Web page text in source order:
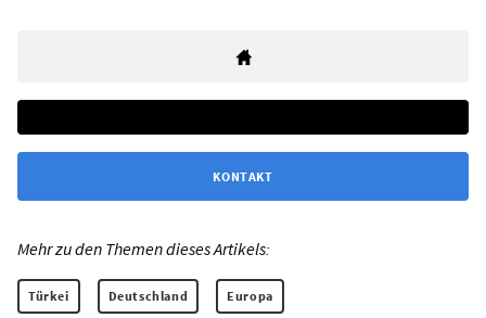
KONTAKT
Mehr zu den Themen dieses Artikels:
Türkei Deutschland Europa